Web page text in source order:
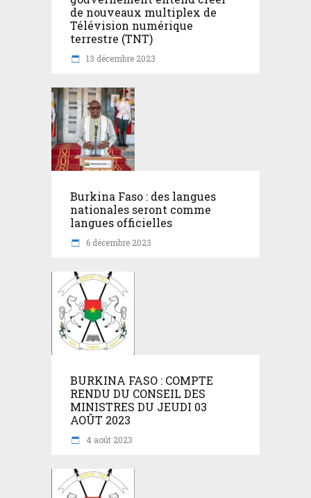
de nouveaux multiplex de
Télévision numérique
terrestre (TNT)
13 décembre 2023
Burkina Faso : des langues
nationales seront comme
langues officielles
6 décembre 2023
BURKINA FASO : COMPTE
RENDU DU CONSEIL DES
MINISTRES DU JEUDI 03
AOÛT 2023
4 août 2023